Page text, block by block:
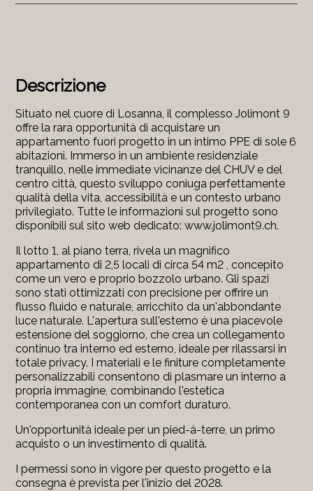
Descrizione
Situato nel cuore di Losanna, il complesso Jolimont 9
offre la rara opportunità di acquistare un
appartamento fuori progetto in un intimo PPE di sole 6
abitazioni. Immerso in un ambiente residenziale
tranquillo, nelle immediate vicinanze del CHUV e del
centro città, questo sviluppo coniuga perfettamente
qualità della vita, accessibilità e un contesto urbano
privilegiato. Tutte le informazioni sul progetto sono
disponibili sul sito web dedicato: www.jolimont9.ch.
Il lotto 1, al piano terra, rivela un magnifico
appartamento di 2,5 locali di circa 54 m2 , concepito
come un vero e proprio bozzolo urbano. Gli spazi
sono stati ottimizzati con precisione per offrire un
flusso fluido e naturale, arricchito da un'abbondante
luce naturale. L'apertura sull'esterno è una piacevole
estensione del soggiorno, che crea un collegamento
continuo tra interno ed esterno, ideale per rilassarsi in
totale privacy. I materiali e le finiture completamente
personalizzabili consentono di plasmare un interno a
propria immagine, combinando l'estetica
contemporanea con un comfort duraturo.
Un'opportunità ideale per un pied-à-terre, un primo
acquisto o un investimento di qualità.
I permessi sono in vigore per questo progetto e la
consegna è prevista per l'inizio del 2028.